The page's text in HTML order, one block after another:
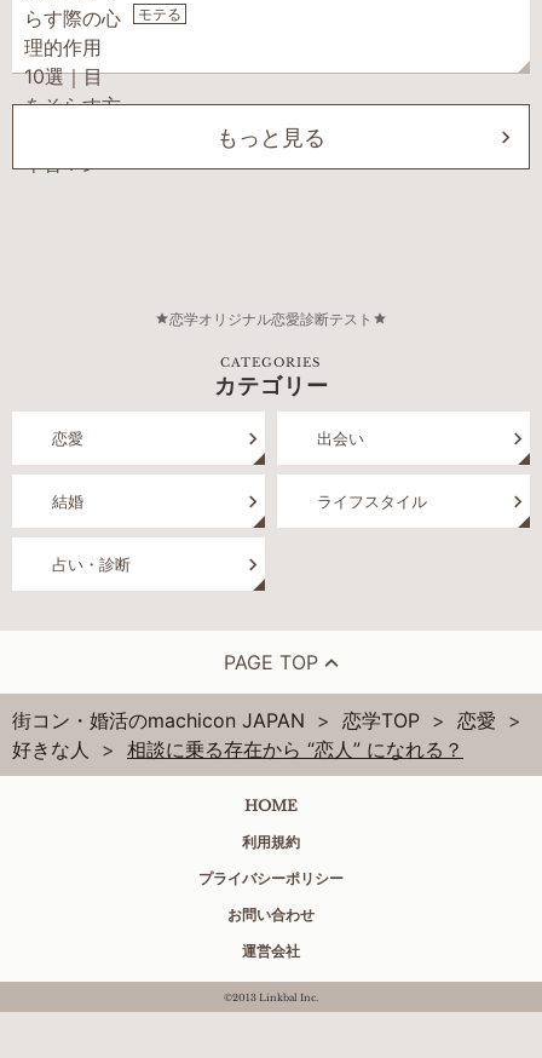
モテる
もっと見る
恋学オリジナル恋愛診断テスト
CATEGORIES
カテゴリー
恋愛 出会い
結婚 ライフスタイル
占い・診断
PAGE TOP
街コン・婚活のmachicon JAPAN 恋学TOP
恋愛
好きな人
相談に乗る存在から “恋人” になれる？
HOME
利用規約
プライバシーポリシー
お問い合わせ
運営会社
©2013 Linkbal Inc.